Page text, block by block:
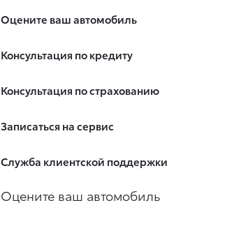
Оцените ваш автомобиль
Консультация по кредиту
Консультация по страхованию
Записаться на сервис
Служба клиентской поддержки
Оцените ваш автомобиль